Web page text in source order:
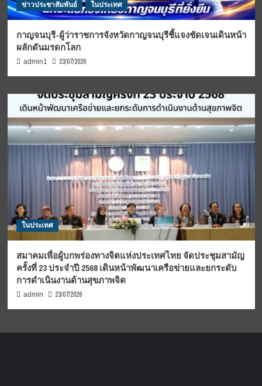
ข่าวประชาสัมพันธ์ ในประเทศ
กาญจนบุรี-ผู้ว่าราชการจังหวัดกาญจนบุรีชี้แจงชัดเจนเดินหน้า
ผลักดันมรดกโลก
admin1 23/07/2026
ในประเทศ
สมาคมเพื่อผู้บกพร่องทางจิตแห่งประเทศไทย จัดประชุมสามัญ
ครั้งที่ 23 ประจำปี 2568 เดินหน้าพัฒนาเครือข่ายและยกระดับ
การดำเนินงานด้านสุขภาพจิต
admin 23/07/2026